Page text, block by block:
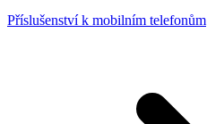
Příslušenství k mobilním telefonům